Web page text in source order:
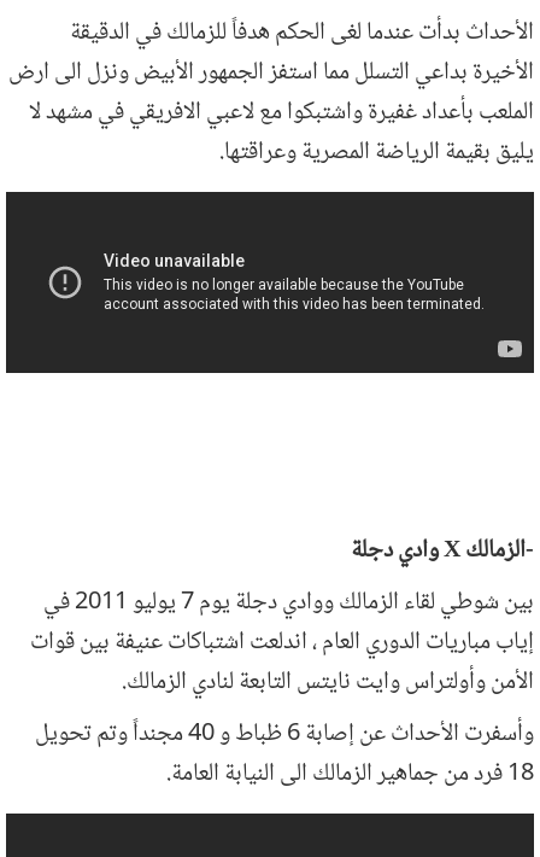
الأحداث بدأت عندما لغى الحكم هدفاً للزمالك في الدقيقة
الأخيرة بداعي التسلل مما استفز الجمهور الأبيض ونزل الى ارض
الملعب بأعداد غفيرة واشتبكوا مع لاعبي الافريقي في مشهد لا
يليق بقيمة الرياضة المصرية وعراقتها.
والافريقي التونسي
-الزمالك X وادي دجلة
بين شوطي لقاء الزمالك ووادي دجلة يوم 7 يوليو 2011 في
إياب مباريات الدوري العام ، اندلعت اشتباكات عنيفة بين قوات
الأمن وأولتراس وايت نايتس التابعة لنادي الزمالك.
وأسفرت الأحداث عن إصابة 6 ظباط و 40 مجنداً وتم تحويل
18 فرد من جماهير الزمالك الى النيابة العامة.